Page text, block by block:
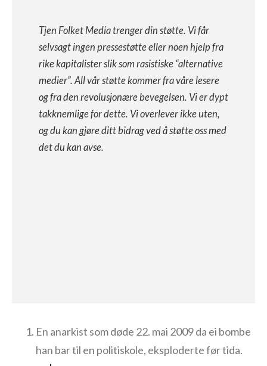
Tjen Folket Media trenger din støtte. Vi får
selvsagt ingen pressestøtte eller noen hjelp fra
rike kapitalister slik som rasistiske “alternative
medier”. All vår støtte kommer fra våre lesere
og fra den revolusjonære bevegelsen. Vi er dypt
takknemlige for dette. Vi overlever ikke uten,
og du kan gjøre ditt bidrag ved å støtte oss med
det du kan avse.
En anarkist som døde 22. mai 2009 da ei bombe
han bar til en politiskole, eksploderte før tida.